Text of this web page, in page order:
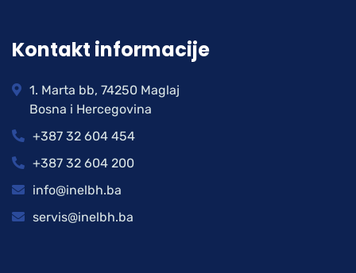
Kontakt informacije
1. Marta bb, 74250 Maglaj
Bosna i Hercegovina
+387 32 604 454
+387 32 604 200
info@inelbh.ba
servis@inelbh.ba